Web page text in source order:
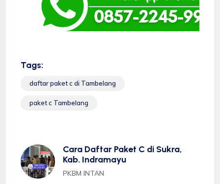
Tags:
daftar paket c di Tambelang
paket c Tambelang
Cara Daftar Paket C di Sukra,
Kab. Indramayu
PKBM INTAN